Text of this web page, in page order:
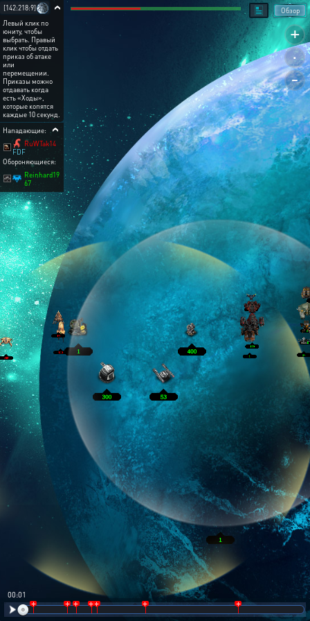
+
.
-
Обзор
[142:218:9]
Левый клик по
юниту, чтобы
выбрать. Правый
клик чтобы отдать
приказ об атаке
или
перемещении.
Приказы можно
отдавать когда
есть «Ходы»,
которые копятся
каждые 10 секунд.
Нападающие:
RuWTak14
FDF
Обороняющиеся:
Reinhard19
67
00:02